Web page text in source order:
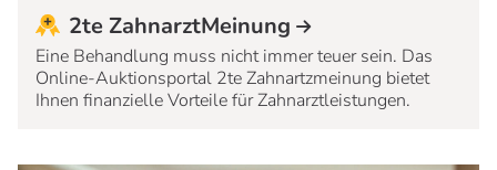
2te ZahnarztMeinung
Eine Behandlung muss nicht immer teuer sein. Das
Online-Auktionsportal 2te Zahnartzmeinung bietet
Ihnen finanzielle Vorteile für Zahnarztleistungen.